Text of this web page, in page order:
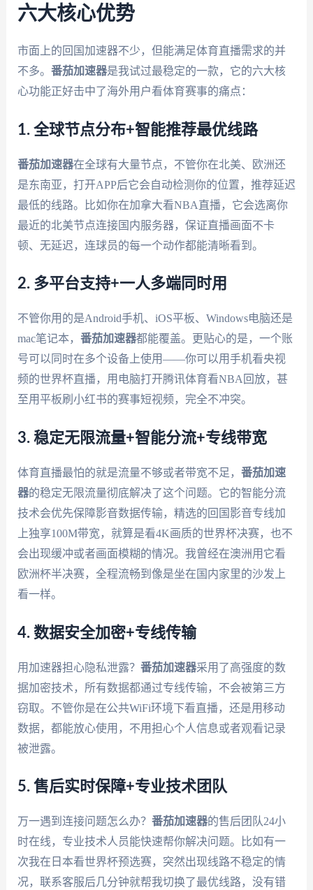
六大核心优势
市面上的回国加速器不少，但能满足体育直播需求的并
不多。 番茄加速器是我试过最稳定的一款，它的六大核
心功能正好击中了海外用户看体育赛事的痛点：
1. 全球节点分布+智能推荐最优线路
番茄加速器在全球有大量节点，不管你在北美、欧洲还
是东南亚，打开APP后它会自动检测你的位置，推荐延迟
最低的线路。比如你在加拿大看NBA直播，它会选离你
最近的北美节点连接国内服务器，保证直播画面不卡
顿、无延迟，连球员的每一个动作都能清晰看到。
2. 多平台支持+一人多端同时用
不管你用的是Android手机、iOS平板、Windows电脑还是
mac笔记本， 番茄加速器都能覆盖。更贴心的是，一个账
号可以同时在多个设备上使用——你可以用手机看央视
频的世界杯直播，用电脑打开腾讯体育看NBA回放，甚
至用平板刷小红书的赛事短视频，完全不冲突。
3. 稳定无限流量+智能分流+专线带宽
体育直播最怕的就是流量不够或者带宽不足， 番茄加速
器的稳定无限流量彻底解决了这个问题。它的智能分流
技术会优先保障影音数据传输，精选的回国影音专线加
上独享100M带宽，就算是看4K画质的世界杯决赛，也不
会出现缓冲或者画面模糊的情况。我曾经在澳洲用它看
欧洲杯半决赛，全程流畅到像是坐在国内家里的沙发上
看一样。
4. 数据安全加密+专线传输
用加速器担心隐私泄露？ 番茄加速器采用了高强度的数
据加密技术，所有数据都通过专线传输，不会被第三方
窃取。不管你是在公共WiFi环境下看直播，还是用移动
数据，都能放心使用，不用担心个人信息或者观看记录
被泄露。
5. 售后实时保障+专业技术团队
万一遇到连接问题怎么办？ 番茄加速器的售后团队24小
时在线，专业技术人员能快速帮你解决问题。比如有一
次我在日本看世界杯预选赛，突然出现线路不稳定的情
况，联系客服后几分钟就帮我切换了最优线路，没有错